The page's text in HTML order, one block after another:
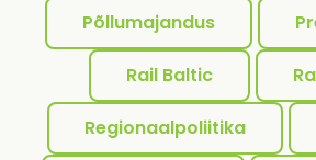
Põllumajandus
Rail Baltic
Regionaalpoliitika